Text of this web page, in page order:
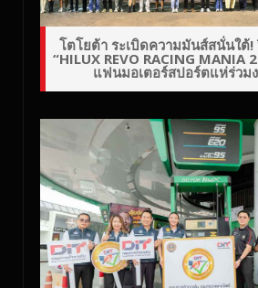
โตโยต้า ระเบิดความมันส์สนั่นใต้
“HILUX REVO RACING MANIA
แฟนมอเตอร์สปอร์ตแห่ร่วม